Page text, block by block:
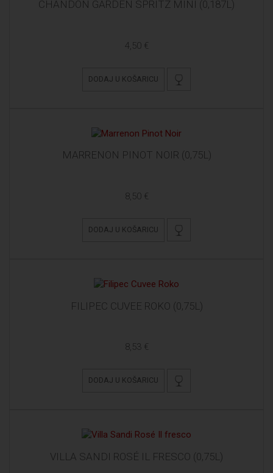
CHANDON GARDEN SPRITZ MINI (0,187L)
4,50 €
DODAJ U KOŠARICU
MARRENON PINOT NOIR (0,75L)
8,50 €
DODAJ U KOŠARICU
FILIPEC CUVEE ROKO (0,75L)
8,53 €
DODAJ U KOŠARICU
VILLA SANDI ROSÉ IL FRESCO (0,75L)